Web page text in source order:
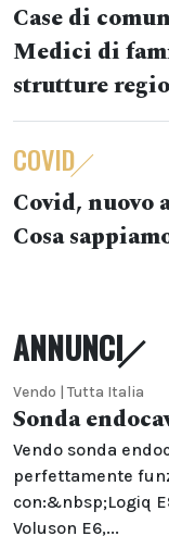
Case di
Medici di
strutture
COVID
Covid, nuovo
Cosa
ANNUNCI
Vendo | Tutta Italia
Sonda
Vendo sonda
perfettamente
con:&nbsp;Logiq
Voluson E6,...